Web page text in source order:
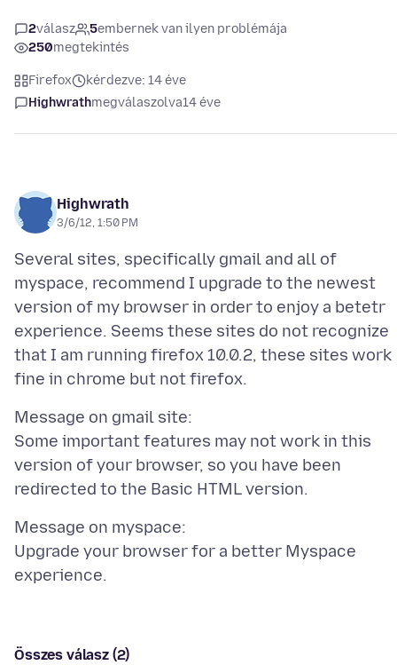
2válasz 5embernek van ilyen problémája
250megtekintés
Firefox
kérdezve: 14 éve
Highwrathmegválaszolva14 éve
Highwrath
3/6/12, 1:50 PM
Several sites, specifically gmail and all of
myspace, recommend I upgrade to the newest
version of my browser in order to enjoy a betetr
experience. Seems these sites do not recognize
that I am running firefox 10.0.2, these sites work
Message on gmail site:
Some important features may not work in this
version of your browser, so you have been
Message on myspace:
Upgrade your browser for a better Myspace
Összes válasz (2)